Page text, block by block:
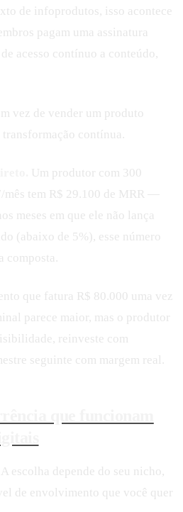
de infoprodutos, isso acontece
pagam uma assinatura
acesso contínuo a conteúdo,
vez de vender um produto
contínua.
Um produtor com 300
tem R$ 29.100 de MRR —
meses em que ele não lança
(abaixo de 5%), esse número
composta.
que fatura R$ 80.000 uma vez
parece maior, mas o produtor
reinveste com
seguinte com margem real.
escolha depende do seu nicho,
de envolvimento que você quer